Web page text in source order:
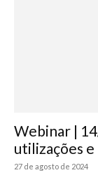
Webinar |
utilizações
27 de agosto de 2024